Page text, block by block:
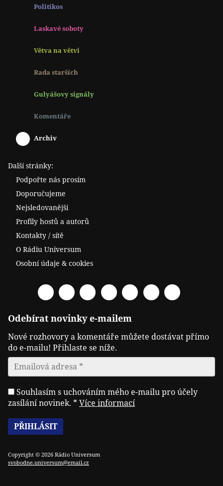
Politikos
Laskavé soboty
Větva na větvi
Rada starších
Gulyášovy signály
Komentáře
Archiv
Další stránky:
Podpořte nás prosím
Doporučujeme
Nejsledovanější
Profily hostů a autorů
Kontakty / sítě
O Rádiu Universum
Osobní údaje & cookies
FacebookSpotify YouTubeTwitter RSS TelegramOdysee
Odebírat novinky e-mailem
Nové rozhovory a komentáře můžete dostávat přímo
do e-mailu! Přihlaste se níže.
Souhlasím s uchováním mého e-mailu pro účely
zasílání novinek. * Více informací
Copyright © 2026 Rádio Universum
svobodne.universum@email.cz